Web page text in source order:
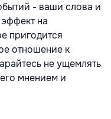
- ваши слова и
на
пригодится
отношение к
не ущемлять
мнением и